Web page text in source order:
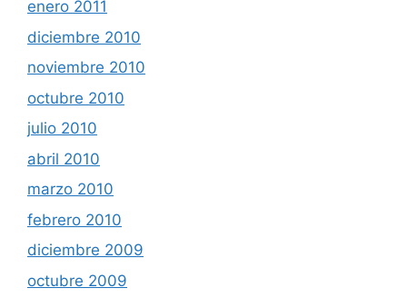
enero 2011
diciembre 2010
noviembre 2010
octubre 2010
julio 2010
abril 2010
marzo 2010
febrero 2010
diciembre 2009
octubre 2009